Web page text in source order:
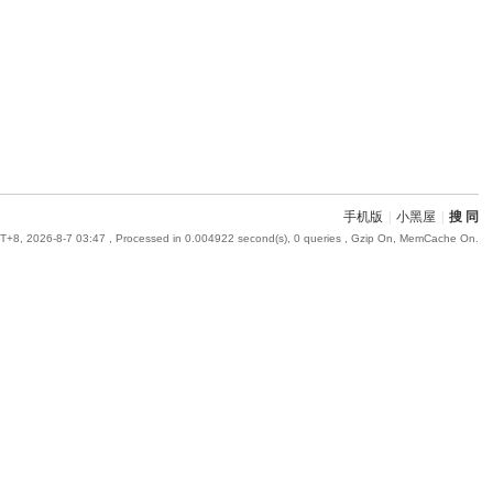
手机版 小黑屋 搜 同
2026-8-7 03:47 , Processed in 0.004922 second(s), 0 queries , Gzip On, MemCache On.